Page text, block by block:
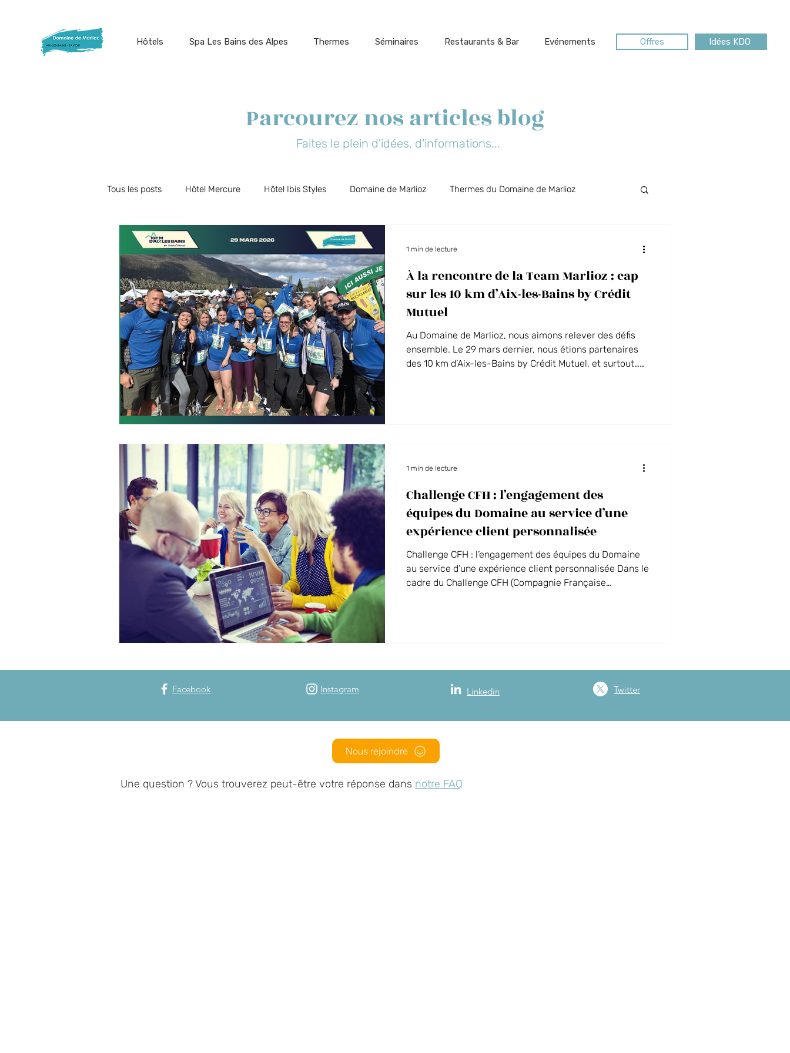
Hôtels Spa Les Bains des Alpes Thermes Séminaires Restaurants & Bar Evénements Offres Idées KDO
Parcourez nos articles blog
Faites le plein d'idées, d'informations...
Tous les posts Hôtel Mercure Hôtel Ibis Styles Domaine de Marlioz Thermes du Domaine de Marlioz
Offres du moment Restaurant Biõz Bar Restaurant Flõ
Collaborateurs Spa Nuxe Vos événements au Domaine La Guinguette du Séquoia MICE
Parc en Fêtes Spa Les Bains des Alpes
À la rencontre de la Team Marlioz : cap
sur les 10 km d’Aix-les-Bains by Crédit
Mutuel
Au Domaine de Marlioz, nous aimons relever des défis
ensemble. Le 29 mars dernier, nous étions partenaires
des 10 km d’Aix-les-Bains by Crédit Mutuel, et surtout…
1 min de lecture
Challenge CFH : l’engagement des
équipes du Domaine au service d’une
expérience client personnalisée
Challenge CFH : l’engagement des équipes du Domaine
au service d’une expérience client personnalisée Dans le
cadre du Challenge CFH (Compagnie Française
1 min de lecture
Facebook Instagram Linkedin Twitter
Nous rejoindre
Une question ? Vous trouverez peut-être votre réponse dans notre FAQ